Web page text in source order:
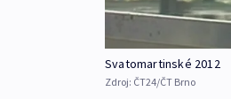
Svatomartinské 2012
Zdroj: ČT24/ČT Brno